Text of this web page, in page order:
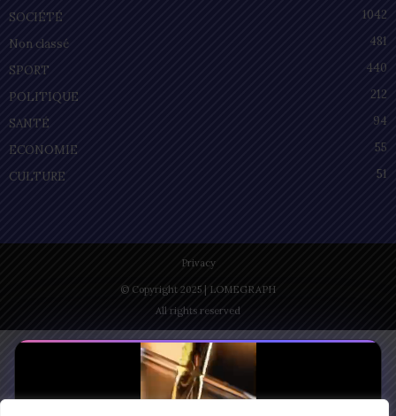
SOCIÉTÉ
1042
Non classé
481
SPORT
440
POLITIQUE
212
SANTÉ
94
ECONOMIE
55
CULTURE
51
Privacy
© Copyright 2025 | LOMEGRAPH
All rights reserved